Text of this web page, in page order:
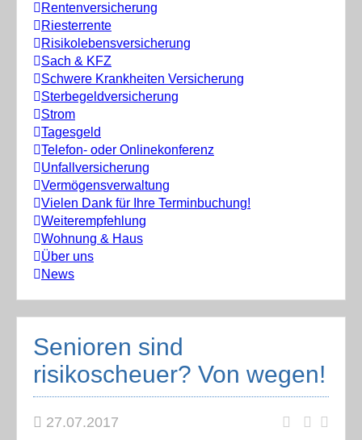
Rentenversicherung
Riesterrente
Risikolebensversicherung
Sach & KFZ
Schwere Krankheiten Versicherung
Sterbegeldversicherung
Strom
Tagesgeld
Telefon- oder Onlinekonferenz
Unfallversicherung
Vermögensverwaltung
Vielen Dank für Ihre Terminbuchung!
Weiterempfehlung
Wohnung & Haus
Über uns
News
Senioren sind
risikoscheuer? Von wegen!
27.07.2017